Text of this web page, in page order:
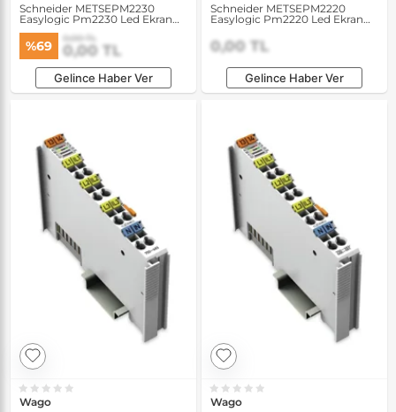
Schneider METSEPM2230
Easylogic Pm2230 Led Ekran
Rs485 Enerji Kalite Analizörü
%69 0,00 TL
0,00 TL
Gelince Haber Ver
Schneider METSEPM2220
Easylogic Pm2220 Led Ekran
Rs485 Enerji Kalite Analizörü
0,00 TL
Gelince Haber Ver
Wago
Wago